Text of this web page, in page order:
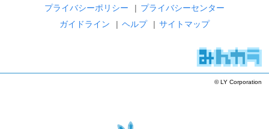
プライバシーポリシー
| プライバシーセンター
ガイドライン
| ヘルプ | サイトマップ
© LY Corporation